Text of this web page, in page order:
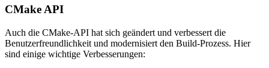
CMake API
Auch die CMake-API hat sich geändert und verbessert die
Benutzerfreundlichkeit und modernisiert den Build-Prozess. Hier
sind einige wichtige Verbesserungen: